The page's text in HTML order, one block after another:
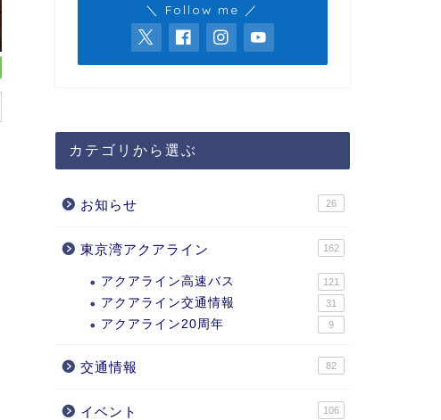
＼ Follow me ／
カテゴリから選ぶ
お知らせ 26
東京湾アクアライン 162
アクアライン高速バス 121
アクアライン交通情報 31
アクアライン20周年 9
交通情報 82
イベント 106